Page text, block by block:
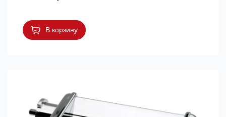
В корзину